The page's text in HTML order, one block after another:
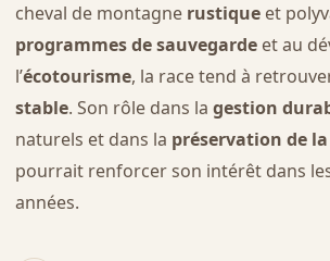
cheval de montagne rustiqueet
programmes de sauvegardeet au
l’écotourisme, la race tend à
stable. Son rôle dans la gestion
naturels et dans la préservation de
pourrait renforcer son intérêt dans
années.